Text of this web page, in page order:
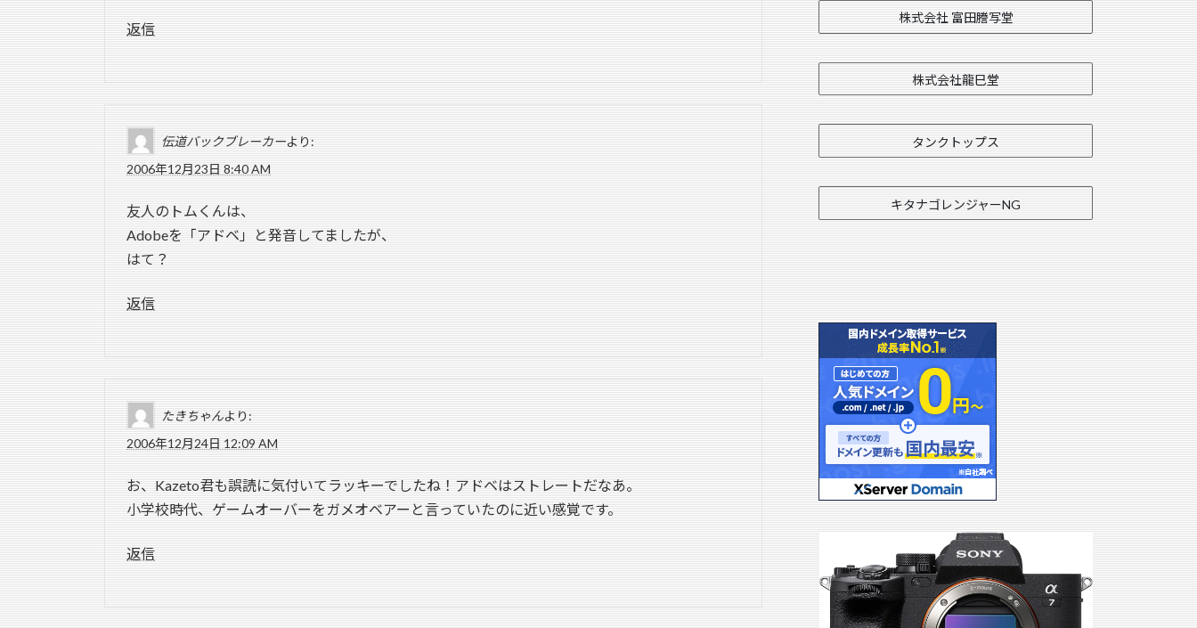
返信
伝道バックブレーカーより:
2006年12月23日 8:40 AM
友人のトムくんは、
Adobeを「アドベ」と発音してましたが、
はて？
返信
たきちゃんより:
2006年12月24日 12:09 AM
お、Kazeto君も誤読に気付いてラッキーでしたね！アドベはストレートだなあ。
小学校時代、ゲームオーバーをガメオベアーと言っていたのに近い感覚です。
返信
株式会社 富田謄写堂
株式会社龍巳堂
タンクトップス
キタナゴレンジャーNG